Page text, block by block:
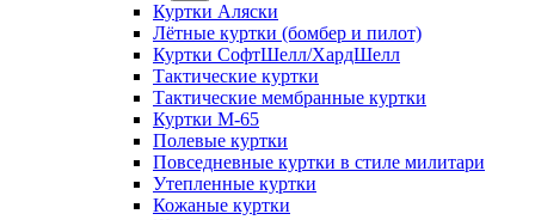
Куртки Аляски
Лётные куртки (бомбер и пилот)
Куртки СофтШелл/ХардШелл
Тактические куртки
Тактические мембранные куртки
Куртки М-65
Полевые куртки
Повседневные куртки в стиле милитари
Утепленные куртки
Кожаные куртки